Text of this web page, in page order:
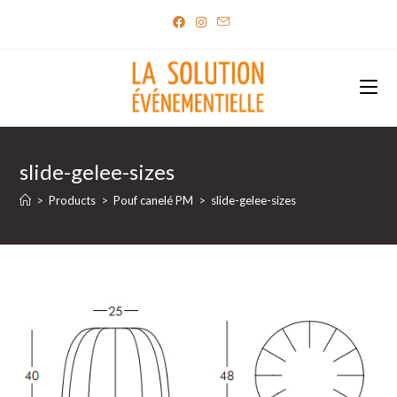
slide-gelee-sizes
> Products > Pouf canelé PM > slide-gelee-sizes